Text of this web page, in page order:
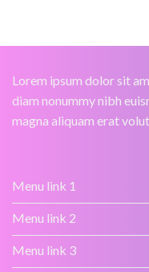
Lorem ipsum dolor sit
diam nonummy nibh
magna aliquam erat
Menu link 1
Menu link 2
Menu link 3